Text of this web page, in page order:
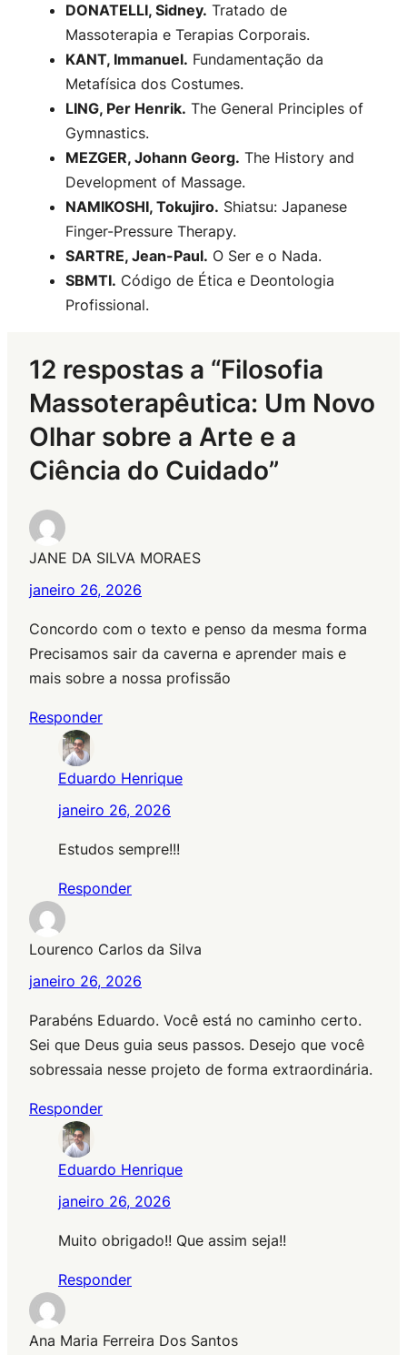
DONATELLI, Sidney. Tratado de
Massoterapia e Terapias Corporais.
KANT, Immanuel. Fundamentação da
Metafísica dos Costumes.
LING, Per Henrik. The General Principles of
Gymnastics.
MEZGER, Johann Georg. The History and
Development of Massage.
NAMIKOSHI, Tokujiro. Shiatsu: Japanese
Finger-Pressure Therapy.
SARTRE, Jean-Paul. O Ser e o Nada.
SBMTI. Código de Ética e Deontologia
Profissional.
12 respostas a “Filosofia
Massoterapêutica: Um Novo
Olhar sobre a Arte e a
Ciência do Cuidado”
JANE DA SILVA MORAES
janeiro 26, 2026
Concordo com o texto e penso da mesma forma
Precisamos sair da caverna e aprender mais e
mais sobre a nossa profissão
Responder
Eduardo Henrique
janeiro 26, 2026
Estudos sempre!!!
Responder
Lourenco Carlos da Silva
janeiro 26, 2026
Parabéns Eduardo. Você está no caminho certo.
Sei que Deus guia seus passos. Desejo que você
sobressaia nesse projeto de forma extraordinária.
Responder
Eduardo Henrique
janeiro 26, 2026
Muito obrigado!! Que assim seja!!
Responder
Ana Maria Ferreira Dos Santos